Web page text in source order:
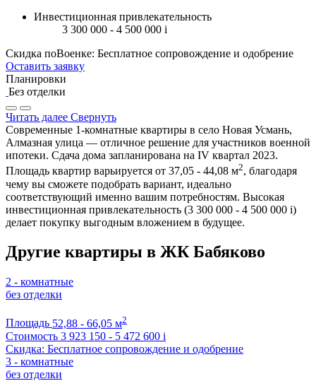
Инвестиционная привлекательность
3 300 000 - 4 500 000 i
Скидка поВоенке: Бесплатное сопровождение и одобрение
Оставить заявку
Планировки
Без отделки
Читать далее Свернуть
Современные 1-комнатные квартиры в село Новая Усмань,
Алмазная улица — отличное решение для участников военной
ипотеки. Сдача дома запланирована на IV квартал 2023.
Площадь квартир варьируется от 37,05 - 44,08 м2, благодаря
чему вы сможете подобрать вариант, идеально
соответствующий именно вашим потребностям. Высокая
инвестиционная привлекательность (3 300 000 - 4 500 000 i)
делает покупку выгодным вложением в будущее.
Другие квартиры в ЖК Бабяково
2 - комнатные
без отделки
Площадь 52,88 - 66,05 м2
Стоимость 3 923 150 - 5 472 600 i
Скидка: Бесплатное сопровождение и одобрение
3 - комнатные
без отделки